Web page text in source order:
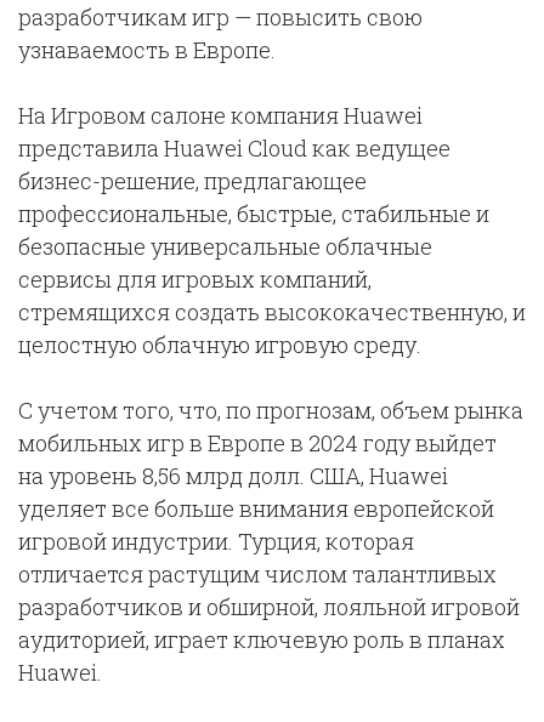
разработчикам игр — повысить свою
узнаваемость в Европе.
На Игровом салоне компания Huawei
представила Huawei Cloud как ведущее
бизнес-решение, предлагающее
профессиональные, быстрые, стабильные и
безопасные универсальные облачные
сервисы для игровых компаний,
стремящихся создать высококачественную, и
целостную облачную игровую среду.
С учетом того, что, по прогнозам, объем рынка
мобильных игр в Европе в 2024 году выйдет
на уровень 8,56 млрд долл. США, Huawei
уделяет все больше внимания европейской
игровой индустрии. Турция, которая
отличается растущим числом талантливых
разработчиков и обширной, лояльной игровой
аудиторией, играет ключевую роль в планах
Huawei.